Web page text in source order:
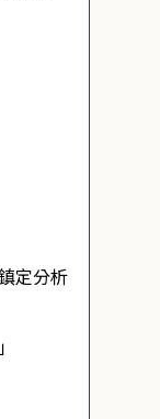
定分析